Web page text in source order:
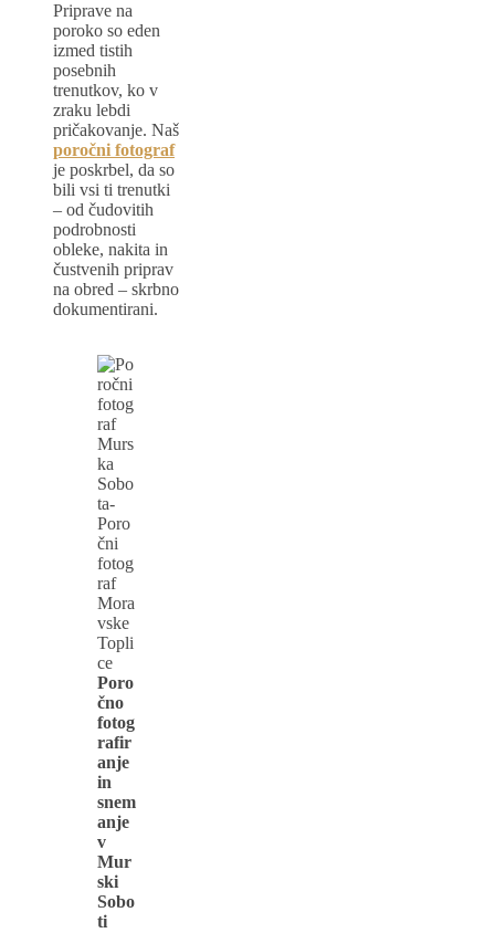
Priprave na
poroko so eden
izmed tistih
posebnih
trenutkov, ko v
zraku lebdi
pričakovanje. Naš
poročni fotograf
je poskrbel, da so
bili vsi ti trenutki
– od čudovitih
podrobnosti
obleke, nakita in
čustvenih priprav
na obred – skrbno
dokumentirani.
Poro
čno
fotog
rafir
anje
in
snem
anje
v
Mur
ski
Sobo
ti